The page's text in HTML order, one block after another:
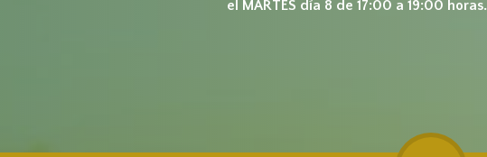
el MARTES día 8 de 17:00 a 19:00 horas.